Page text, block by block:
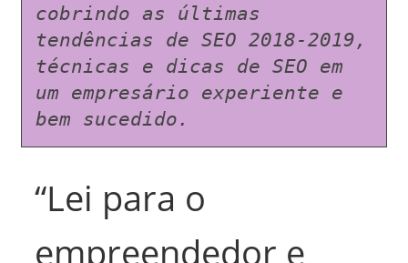
cobrindo as últimas
tendências de SEO 2018-2019,
técnicas e dicas de SEO em
um empresário experiente e
bem sucedido.
“Lei para o
empreendedor e